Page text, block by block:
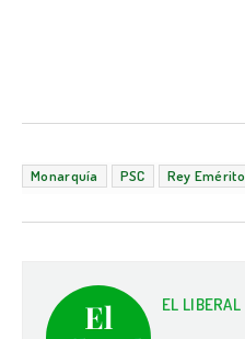
Monarquía PSC Rey Emérito
EL LIBERAL